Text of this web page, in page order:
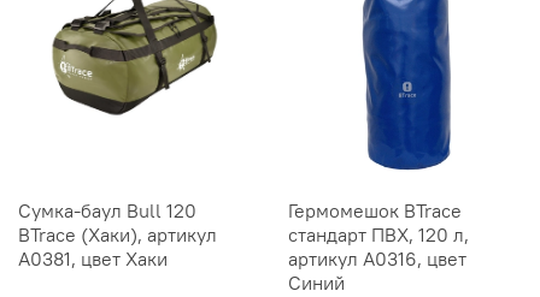
Сумка-баул Bull 120
BTrace (Хаки), артикул
A0381, цвет Хаки
Гермомешок BTrace
стандарт ПВХ, 120 л,
артикул A0316, цвет
Синий